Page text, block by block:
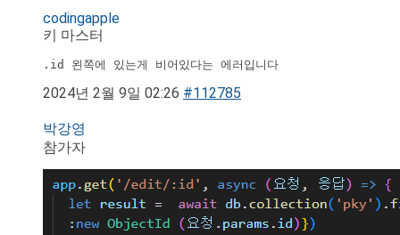
codingapple
키 마스터
.id 왼쪽에 있는게 비어있다는 에러입니다
2024년 2월 9일 02:26 #112785
박강영
참가자